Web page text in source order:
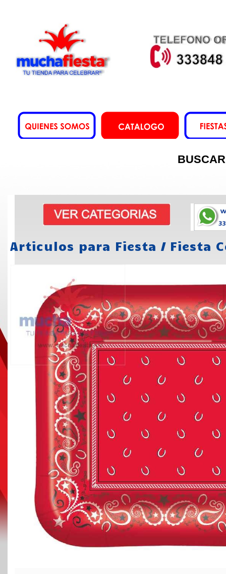
BUSCAR
Articulos para Fiesta / Fiesta